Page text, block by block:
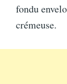
fondu
crémeuse.